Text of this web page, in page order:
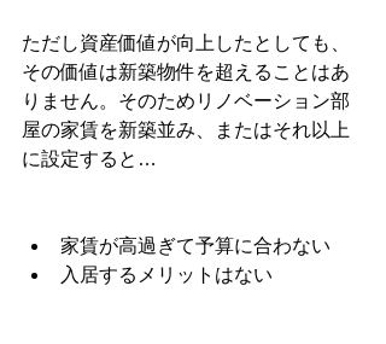
ただし資産価値が向上したとしても、
その価値は新築物件を超えることはあ
りません。そのためリノベーション部
屋の家賃を新築並み、またはそれ以上
に設定すると…
家賃が高過ぎて予算に合わない
入居するメリットはない